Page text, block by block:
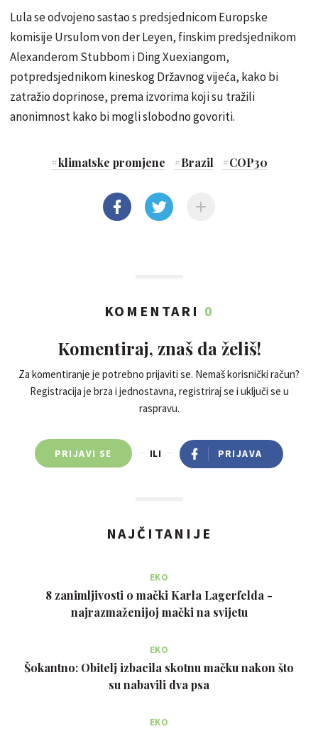
Lula se odvojeno sastao s predsjednicom Europske
komisije Ursulom von der Leyen, finskim predsjednikom
Alexanderom Stubbom i Ding Xuexiangom,
potpredsjednikom kineskog Državnog vijeća, kako bi
zatražio doprinose, prema izvorima koji su tražili
anonimnost kako bi mogli slobodno govoriti.
#klimatske promjene #Brazil #COP30
KOMENTARI 0
Komentiraj, znaš da želiš!
Za komentiranje je potrebno prijaviti se. Nemaš korisnički račun?
Registracija je brza i jednostavna, registriraj se i uključi se u
raspravu.
PRIJAVI SE ILI PRIJAVA
NAJČITANIJE
EKO
8 zanimljivosti o mački Karla Lagerfelda -
najrazmaženijoj mački na svijetu
EKO
Šokantno: Obitelj izbacila skotnu mačku nakon što
su nabavili dva psa
EKO